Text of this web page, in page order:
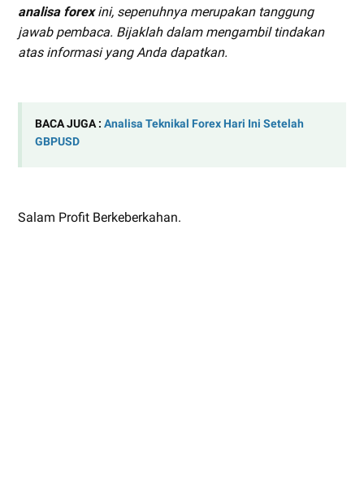
analisa forexini, sepenuhnya merupakan tanggung
jawab pembaca. Bijaklah dalam mengambil tindakan
atas informasi yang Anda dapatkan.
BACA JUGA : Analisa Teknikal Forex Hari Ini Setelah
GBPUSD
Salam Profit Berkeberkahan.